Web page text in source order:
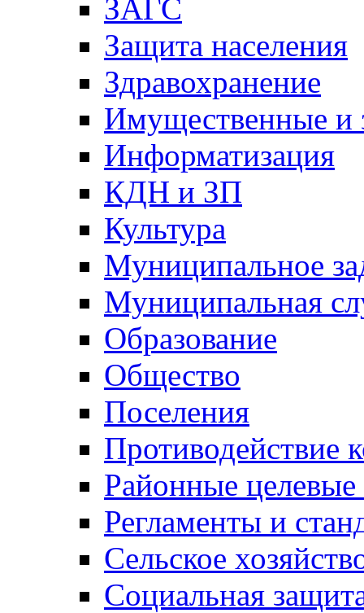
ЗАГС
Защита населения
Здравохранение
Имущественные и
Информатизация
КДН и ЗП
Культура
Муниципальное
Муниципальная
Образование
Общество
Поселения
Противодействие
Районные
Регламенты и
Сельское
Социальная